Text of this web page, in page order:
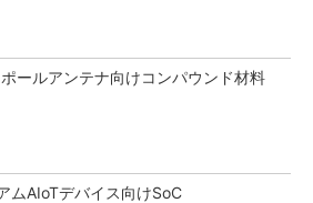
ールアンテナ向けコンパウンド材料
ムAIoTデバイス向けSoC